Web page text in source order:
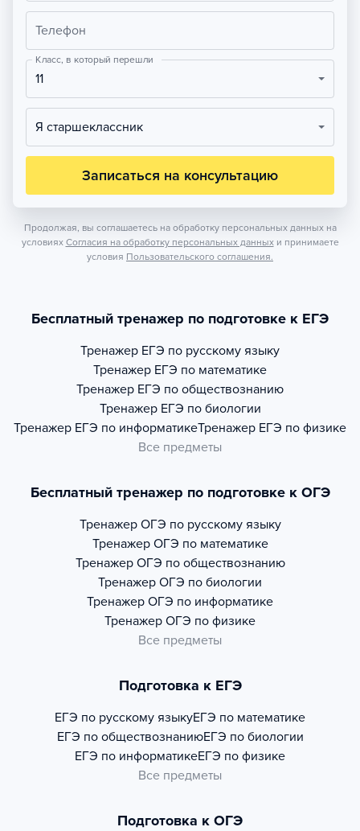
Телефон
Класс, в который перешли
11
Я старшеклассник
Записаться на консультацию
Продолжая, вы соглашаетесь на обработку персональных данных на
условиях Согласия на обработку персональных данных и принимаете
условия Пользовательского соглашения.
Бесплатный тренажер по подготовке к ЕГЭ
Тренажер ЕГЭ по русскому языку
Тренажер ЕГЭ по математике
Тренажер ЕГЭ по обществознанию
Тренажер ЕГЭ по биологии
Тренажер ЕГЭ по информатикеТренажер ЕГЭ по физике
Все предметы
Бесплатный тренажер по подготовке к ОГЭ
Тренажер ОГЭ по русскому языку
Тренажер ОГЭ по математике
Тренажер ОГЭ по обществознанию
Тренажер ОГЭ по биологии
Тренажер ОГЭ по информатике
Тренажер ОГЭ по физике
Все предметы
Подготовка к ЕГЭ
ЕГЭ по русскому языкуЕГЭ по математике
ЕГЭ по обществознаниюЕГЭ по биологии
ЕГЭ по информатикеЕГЭ по физике
Все предметы
Подготовка к ОГЭ